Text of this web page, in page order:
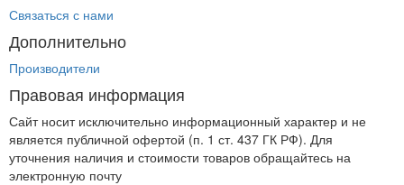
Связаться с нами
Дополнительно
Производители
Правовая информация
Сайт носит исключительно информационный характер и не
является публичной офертой (п. 1 ст. 437 ГК РФ). Для
уточнения наличия и стоимости товаров обращайтесь на
электронную почту